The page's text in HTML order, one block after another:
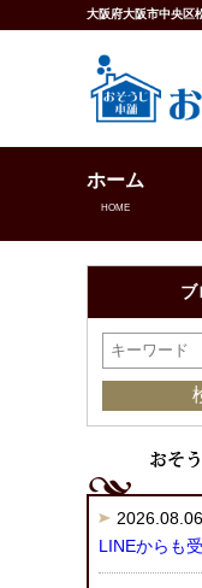
大阪府大阪市中央区
ホーム
HOME
ブ
2026.08.06
LINEからも